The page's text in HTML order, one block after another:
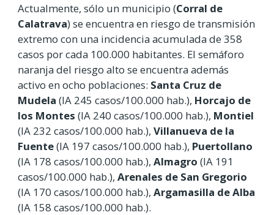
Actualmente, sólo un municipio (Corral de
Calatrava) se encuentra en riesgo de transmisión
extremo con una incidencia acumulada de 358
casos por cada 100.000 habitantes. El semáforo
naranja del riesgo alto se encuentra además
activo en ocho poblaciones: Santa Cruz de
Mudela (IA 245 casos/100.000 hab.), Horcajo de
los Montes (IA 240 casos/100.000 hab.), Montiel
(IA 232 casos/100.000 hab.), Villanueva de la
Fuente(IA 197 casos/100.000 hab.), Puertollano
(IA 178 casos/100.000 hab.), Almagro (IA 191
casos/100.000 hab.), Arenales de San Gregorio
(IA 170 casos/100.000 hab.), Argamasilla de Alba
(IA 158 casos/100.000 hab.).